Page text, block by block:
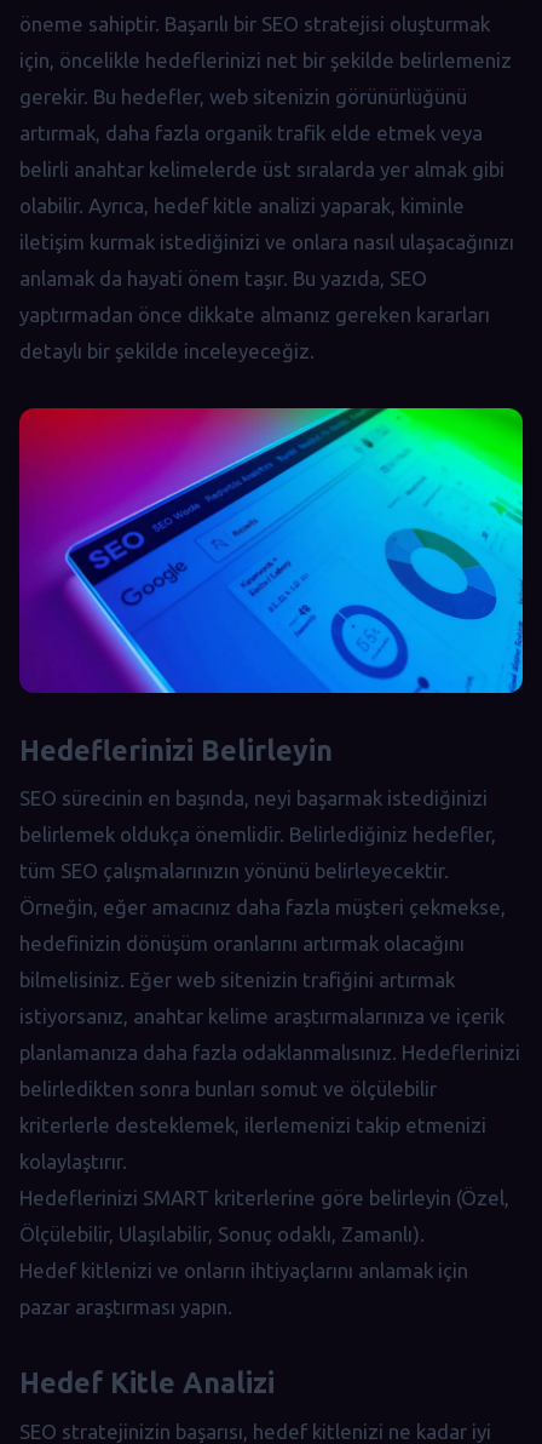
öneme sahiptir. Başarılı bir SEO stratejisi oluşturmak
için, öncelikle hedeflerinizi net bir şekilde belirlemeniz
gerekir. Bu hedefler, web sitenizin görünürlüğünü
artırmak, daha fazla organik trafik elde etmek veya
belirli anahtar kelimelerde üst sıralarda yer almak gibi
olabilir. Ayrıca, hedef kitle analizi yaparak, kiminle
iletişim kurmak istediğinizi ve onlara nasıl ulaşacağınızı
anlamak da hayati önem taşır. Bu yazıda, SEO
yaptırmadan önce dikkate almanız gereken kararları
detaylı bir şekilde inceleyeceğiz.
Hedeflerinizi Belirleyin
SEO sürecinin en başında, neyi başarmak istediğinizi
belirlemek oldukça önemlidir. Belirlediğiniz hedefler,
tüm SEO çalışmalarınızın yönünü belirleyecektir.
Örneğin, eğer amacınız daha fazla müşteri çekmekse,
hedefinizin dönüşüm oranlarını artırmak olacağını
bilmelisiniz. Eğer web sitenizin trafiğini artırmak
istiyorsanız, anahtar kelime araştırmalarınıza ve içerik
planlamanıza daha fazla odaklanmalısınız. Hedeflerinizi
belirledikten sonra bunları somut ve ölçülebilir
kriterlerle desteklemek, ilerlemenizi takip etmenizi
kolaylaştırır.
Hedeflerinizi SMART kriterlerine göre belirleyin (Özel,
Ölçülebilir, Ulaşılabilir, Sonuç odaklı, Zamanlı).
Hedef kitlenizi ve onların ihtiyaçlarını anlamak için
pazar araştırması yapın.
Hedef Kitle Analizi
SEO stratejinizin başarısı, hedef kitlenizi ne kadar iyi